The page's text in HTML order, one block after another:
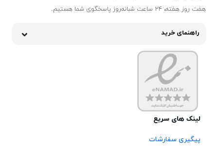
هفت روز هفته، ۲۴ ساعت شبانه‌روز پاسخگوی شما هستیم.
راهنمای خرید
لینک های سریع
پیگیری سفارشات